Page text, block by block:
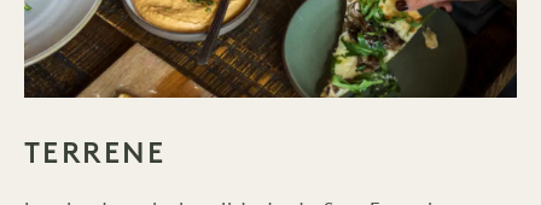
TERRENE